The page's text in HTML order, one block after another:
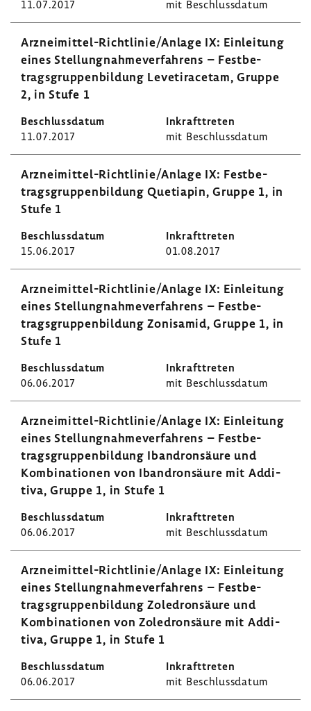
11.07.2017 mit Beschluss­datum
Arzneimittel-​Richtlinie/Anlage IX: Einlei­tung
eines Stel­lung­nah­me­ver­fah­rens – Fest­be­
trags­grup­pen­bil­dung Leve­tiracetam, Gruppe
2, in Stufe 1
11.07.2017 mit Beschluss­datum
Arzneimittel-​Richtlinie/Anlage IX: Fest­be­
trags­grup­pen­bil­dung Quetiapin, Gruppe 1, in
Stufe 1
15.06.2017 01.08.2017
Arzneimittel-​Richtlinie/Anlage IX: Einlei­tung
eines Stel­lung­nah­me­ver­fah­rens – Fest­be­
trags­grup­pen­bil­dung Zoni­samid, Gruppe 1, in
Stufe 1
06.06.2017 mit Beschluss­datum
Arzneimittel-​Richtlinie/Anlage IX: Einlei­tung
eines Stel­lung­nah­me­ver­fah­rens – Fest­be­
trags­grup­pen­bil­dung Ibandron­säure und
Kombi­na­tionen von Ibandron­säure mit Addi­
tiva, Gruppe 1, in Stufe 1
06.06.2017 mit Beschluss­datum
Arzneimittel-​Richtlinie/Anlage IX: Einlei­tung
eines Stel­lung­nah­me­ver­fah­rens – Fest­be­
trags­grup­pen­bil­dung Zoledron­säure und
Kombi­na­tionen von Zoledron­säure mit Addi­
tiva, Gruppe 1, in Stufe 1
06.06.2017 mit Beschluss­datum